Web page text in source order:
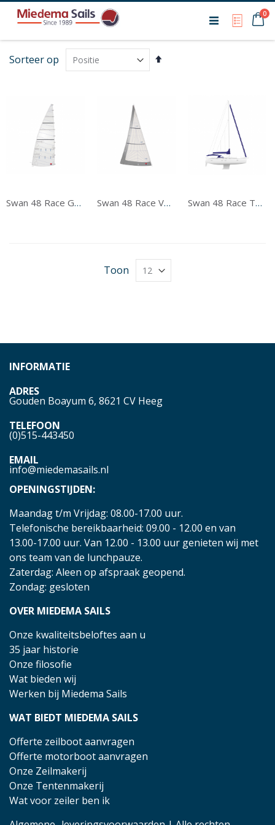
My0
Sorteer op
Van
Swan 48 Race Grootzeil Swan 48 Race Voorzeil Swan 48 Race Tentwerk
Toon
INFORMATIE
ADRES
Gouden Boayum 6, 8621 CV Heeg
TELEFOON
(0)515-443450
EMAIL
info@miedemasails.nl
OPENINGSTIJDEN:
Maandag t/m Vrijdag: 08.00-17.00 uur.
Telefonische bereikbaarheid: 09.00 - 12.00 en van
13.00-17.00 uur. Van 12.00 - 13.00 uur genieten wij met
ons team van de lunchpauze.
Zaterdag: Aleen op afspraak geopend.
Zondag: gesloten
OVER MIEDEMA SAILS
Onze kwaliteitsbeloftes aan u
35 jaar historie
Onze filosofie
Wat bieden wij
Werken bij Miedema Sails
WAT BIEDT MIEDEMA SAILS
Offerte zeilboot aanvragen
Offerte motorboot aanvragen
Onze Zeilmakerij
Onze Tentenmakerij
Wat voor zeiler ben ik